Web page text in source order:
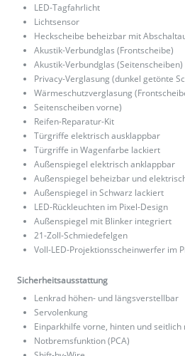
LED-Tagfahrlicht
Lichtsensor
Heckscheibe beheizbar mit
Akustik-Verbundglas (Frontscheibe)
Akustik-Verbundglas (Seitenscheiben)
Privacy-Verglasung (dunkel getönte
Wärmeschutzverglasung
Seitenscheiben vorne)
Reifen-Reparatur-Kit
Türgriffe elektrisch ausklappbar
Türgriffe in Wagenfarbe lackiert
Außenspiegel elektrisch anklappbar
Außenspiegel beheizbar und
Außenspiegel in Schwarz lackiert
LED-Rückleuchten im Pixel-Design
Außenspiegel mit Blinker integriert
21-Zoll-Schmiedefelgen
Voll-LED-Projektionsscheinwerfer im
Sicherheitsausstattung
Lenkrad höhen- und längsverstellbar
Servolenkung
Einparkhilfe vorne, hinten und seitlich
Notbremsfunktion (PCA)